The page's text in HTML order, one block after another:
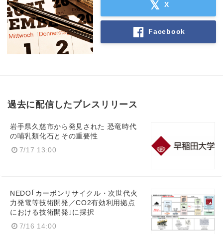
X
Facebook
過去に配信したプレスリリース
岩手県久慈市から発見された 恐竜時代
の哺乳類化石とその重要性
7/17 13:00
NEDO｢カーボンリサイクル・次世代火
力発電等技術開発／CO2有効利用拠点
における技術開発｣に採択
7/16 14:00